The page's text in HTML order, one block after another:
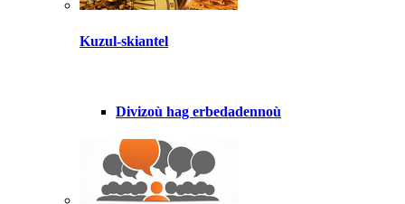
Kuzul-skiantel
Divizoù hag erbedadennoù